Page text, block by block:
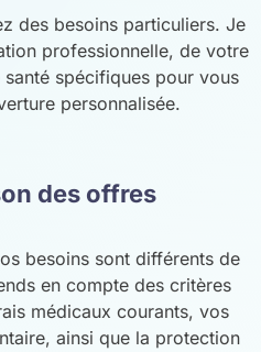
des besoins particuliers. Je
professionnelle, de votre
spécifiques pour vous
personnalisée.
des offres
besoins sont différents de
en compte des critères
médicaux courants, vos
ainsi que la protection